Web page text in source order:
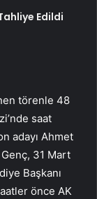
Edildi
törenle 48
saat
adayı Ahmet
31 Mart
Başkanı
önce AK